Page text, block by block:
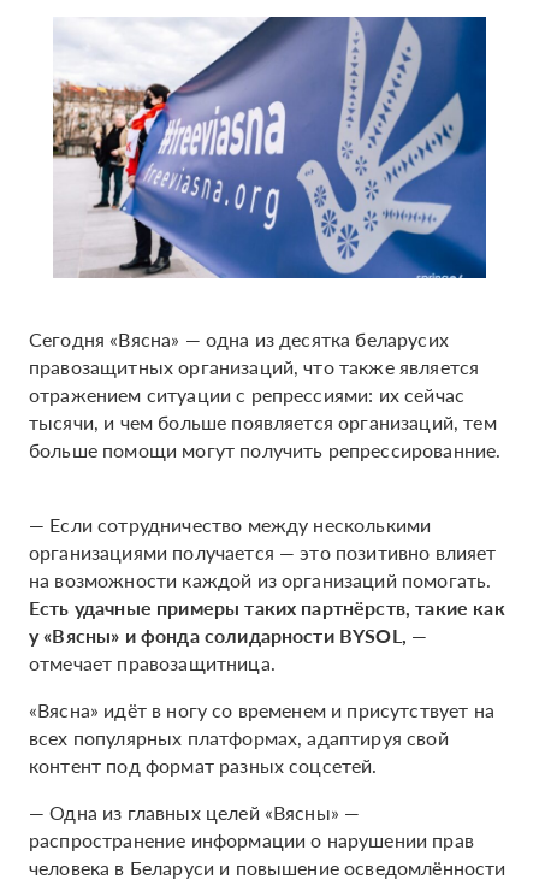
Сегодня «Вясна» — одна из десятка беларусих
правозащитных организаций, что также является
отражением ситуации с репрессиями: их сейчас
тысячи, и чем больше появляется организаций, тем
больше помощи могут получить репрессированние.
— Если сотрудничество между несколькими
организациями получается — это позитивно влияет
на возможности каждой из организаций помогать.
Есть удачные примеры таких партнёрств, такие как
у «Вясны» и фонда солидарности BYSOL, —
отмечает правозащитница.
«Вясна» идёт в ногу со временем и присутствует на
всех популярных платформах, адаптируя свой
контент под формат разных соцсетей.
— Одна из главных целей «Вясны» —
распространение информации о нарушении прав
человека в Беларуси и повышение осведомлённости